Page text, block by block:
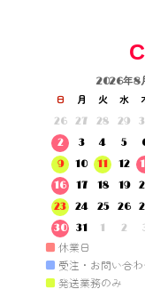
2026年8
日 月 火 水
26
27 28 29
2
3 4 5
9
10 11 12
16
17 18 19
23
24 25 26
30
31 1 2
■ 休業日
■ 受注・お問い合
■ 発送業務のみ